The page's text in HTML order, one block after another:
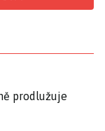
prodlužuje